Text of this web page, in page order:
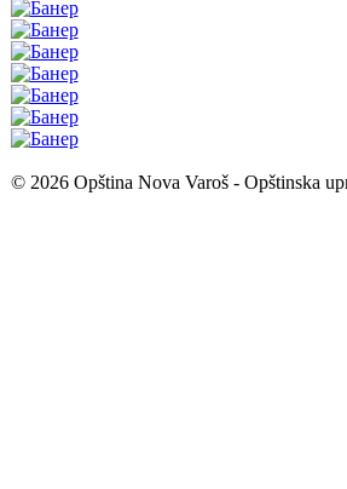
© 2026 Opština Nova Varoš - Opštinska